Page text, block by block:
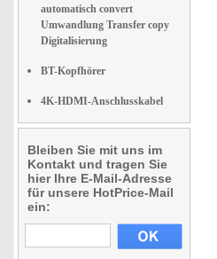
automatisch convert
Umwandlung Transfer copy
Digitalisierung
BT-Kopfhörer
4K-HDMI-Anschlusskabel
Bleiben Sie mit uns im
Kontakt und tragen Sie
hier Ihre E-Mail-Adresse
für unsere HotPrice-Mail
ein: